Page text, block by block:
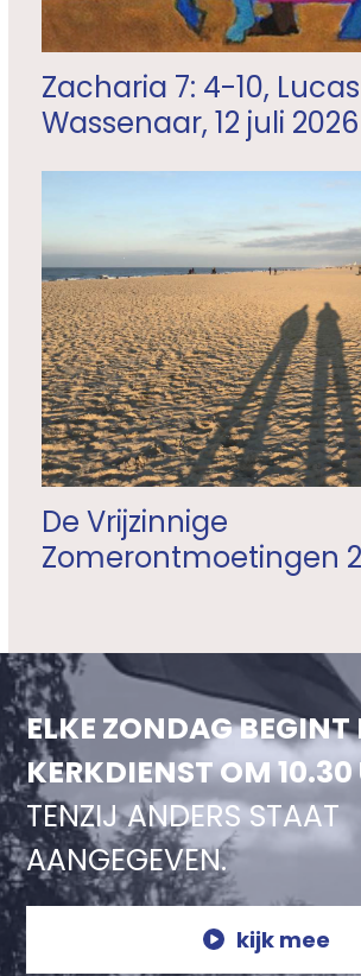
Zacharia 7: 4-10,
Wassenaar, 12 juli 2026
De Vrijzinnige
Zomerontmoetingen
ELKE ZONDAG BEGINT
KERKDIENST OM 10.30
TENZIJ ANDERS STAAT
AANGEGEVEN.
kijk mee